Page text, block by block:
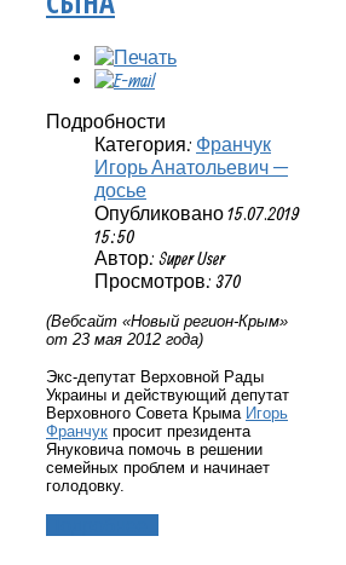
Подробности
Категория: Франчук
Игорь Анатольевич —
досье
Опубликовано 15.07.2019
15:50
Автор: Super User
Просмотров: 370
(Вебсайт «Новый регион-Крым»
от 23 мая 2012 года)
Экс-депутат Верховной Рады
Украины и действующий депутат
Верховного Совета Крыма Игорь
Франчук просит президента
Януковича помочь в решении
семейных проблем и начинает
голодовку.